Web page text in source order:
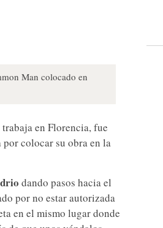
Man colocado en
en Florencia, fue
por colocar su obra en la
dando pasos hacia el
por no estar autorizada
en el mismo lugar donde